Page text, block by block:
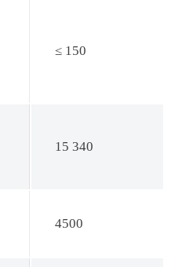
≤ 150
15 340
4500